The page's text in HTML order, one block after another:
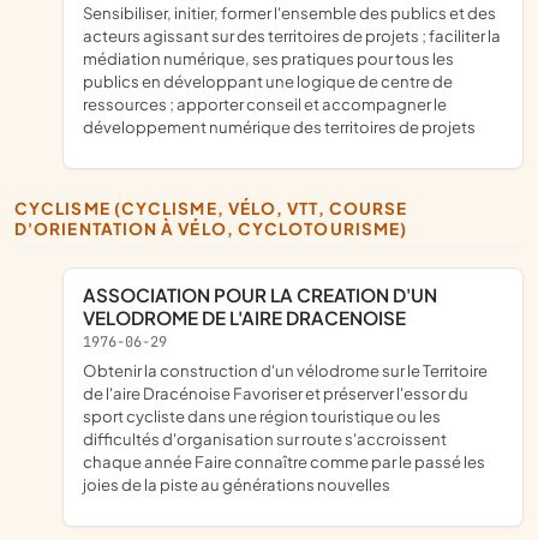
sensibiliser, initier, former l'ensemble des publics et des
acteurs agissant sur des territoires de projets ; faciliter la
médiation numérique, ses pratiques pour tous les
publics en développant une logique de centre de
ressources ; apporter conseil et accompagner le
développement numérique des territoires de projets
CYCLISME (CYCLISME, VÉLO, VTT, COURSE
D'ORIENTATION À VÉLO, CYCLOTOURISME)
ASSOCIATION POUR LA CREATION D'UN
VELODROME DE L'AIRE DRACENOISE
1976-06-29
Obtenir la construction d'un vélodrome sur le Territoire
de l'aire Dracénoise Favoriser et préserver l'essor du
sport cycliste dans une région touristique ou les
difficultés d'organisation sur route s'accroissent
chaque année Faire connaître comme par le passé les
joies de la piste au générations nouvelles